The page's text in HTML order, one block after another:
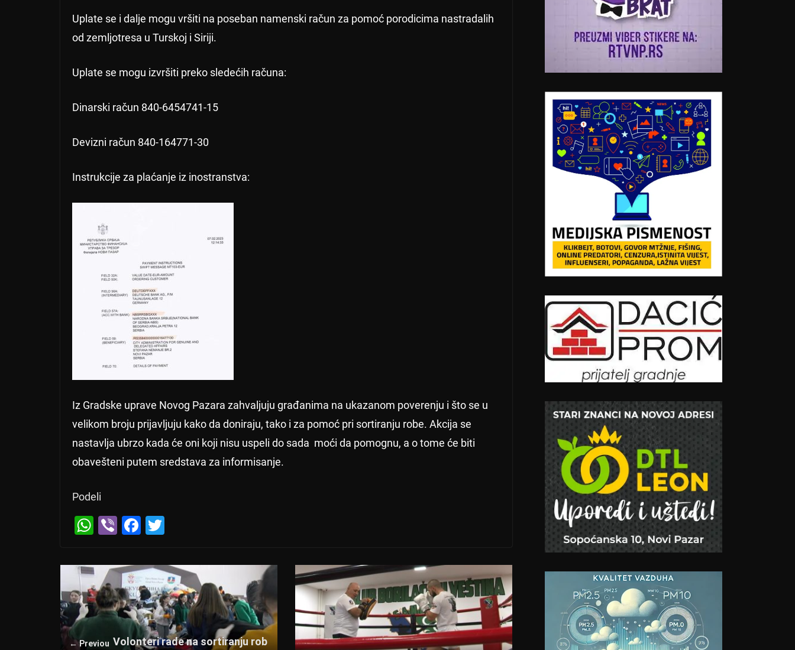
Uplate se i dalje mogu vršiti na poseban namenski račun za pomoć porodicima nastradalih
od zemlјotresa u Turskoj i Siriji.
Uplate se mogu izvršiti preko sledećih računa:
Dinarski račun 840-6454741-15
Devizni račun 840-164771-30
Instrukcije za plaćanje iz inostranstva:
Iz Gradske uprave Novog Pazara zahvaljuju građanima na ukazanom poverenju i što se u
velikom broju prijavljuju kako da doniraju, tako i za pomoć pri sortiranju robe. Akcija se
nastavlja ubrzo kada će oni koji nisu uspeli do sada moći da pomognu, a o tome će biti
obavešteni putem sredstava za informisanje.
Podeli
W
at
s
A
p
p
Vi
er
F
c
e
b
o
o
tt
er
← Previou Volonteri rade na sortiranju rob